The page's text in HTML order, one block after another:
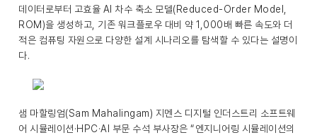
데이터로부터 고효율 AI 차수 축소 모델(Reduced-Order Model,
ROM)을 생성하고, 기존 워크플로우 대비 약 1,000배 빠른 속도와 더
적은 컴퓨팅 자원으로 다양한 설계 시나리오를 탐색할 수 있다는 설명이
다.
샘 마할링엄(Sam Mahalingam) 지멘스 디지털 인더스트리 소프트웨
어 시뮬레이션·HPC·AI 부문 수석 부사장은 “엔지니어링 시뮬레이션의